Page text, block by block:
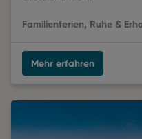
Familienferien, Ruhe &
Mehr erfahren